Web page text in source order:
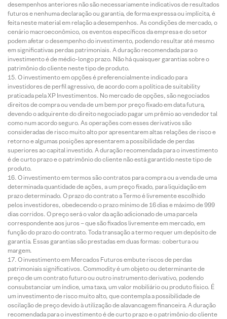
desempenhos anteriores não são necessariamente indicativos de resultados
futuros e nenhuma declaração ou garantia, de forma expressa ou implícita, é
feita neste material em relação a desempenhos. As condições de mercado, o
cenário macroeconômico, os eventos específicos da empresa e do setor
podem afetar o desempenho do investimento, podendo resultar até mesmo
em significativas perdas patrimoniais. A duração recomendada para o
investimento é de médio-longo prazo. Não há quaisquer garantias sobre o
patrimônio do cliente neste tipo de produto.
O investimento em opções é preferencialmente indicado para
investidores de perfil agressivo, de acordo com a política de suitability
praticada pela XP Investimentos. No mercado de opções, são negociados
direitos de compra ou venda de um bem por preço fixado em data futura,
devendo o adquirente do direito negociado pagar um prêmio ao vendedor tal
como num acordo seguro. As operações com esses derivativos são
consideradas de risco muito alto por apresentarem altas relações de risco e
retorno e algumas posições apresentarem a possibilidade de perdas
superiores ao capital investido. A duração recomendada para o investimento
é de curto prazo e o patrimônio do cliente não está garantido neste tipo de
produto.
O investimento em termos são contratos para compra ou a venda de uma
determinada quantidade de ações, a um preço fixado, para liquidação em
prazo determinado. O prazo do contrato a Termo é livremente escolhido
pelos investidores, obedecendo o prazo mínimo de 16 dias e máximo de 999
dias corridos. O preço será o valor da ação adicionado de uma parcela
correspondente aos juros – que são fixados livremente em mercado, em
função do prazo do contrato. Toda transação a termo requer um depósito de
garantia. Essas garantias são prestadas em duas formas: cobertura ou
margem.
O investimento em Mercados Futuros embute riscos de perdas
patrimoniais significativos. Commodity é um objeto ou determinante de
preço de um contrato futuro ou outro instrumento derivativo, podendo
consubstanciar um índice, uma taxa, um valor mobiliário ou produto físico. É
um investimento de risco muito alto, que contempla a possibilidade de
oscilação de preço devido à utilização de alavancagem financeira. A duração
recomendada para o investimento é de curto prazo e o patrimônio do cliente